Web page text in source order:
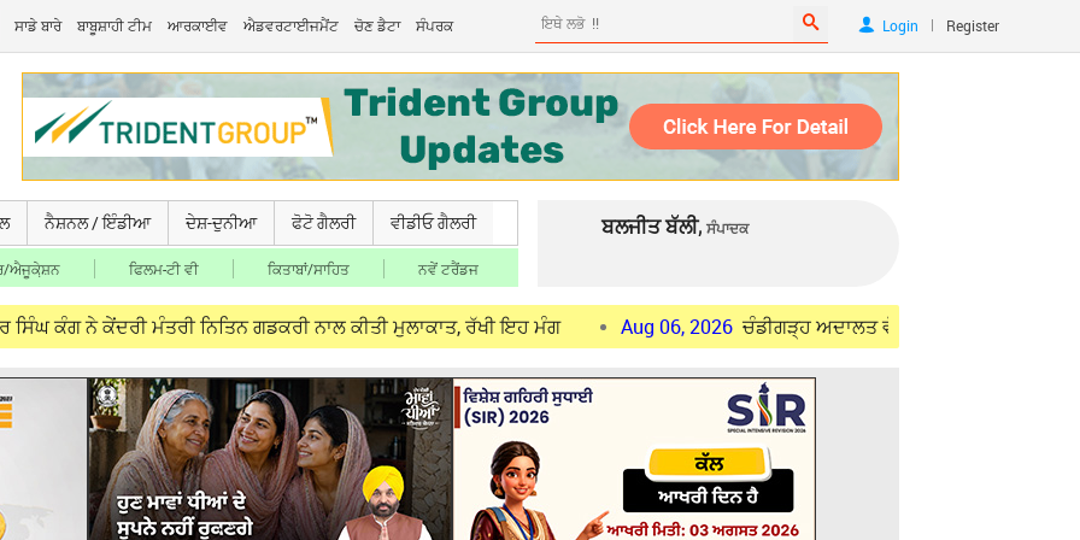
ਸਾਡੇ ਬਾਰੇ ਬਾਬੂਸ਼ਾਹੀ ਟੀਮ ਆਰਕਾਈਵ ਐਡਵਰਟਾਈਜਮੈਂਟ ਚੋਣ ਡੈਟਾ ਸੰਪਰਕ Login | Register
ਨੈਸ਼ਨਲ / ਇੰਡੀਆ ਦੇਸ਼-ਦੁਨੀਆ ਫੋਟੋ ਗੈਲਰੀ ਵੀਡੀਓ ਗੈਲਰੀ
ਐਜੂਕੇ਼ਸ਼ਨ ਫਿਲਮ-ਟੀ ਵੀ ਕਿਤਾਬਾਂ/ਸਾਹਿਤ ਨਵੇਂ ਟਰੈਂਡਜ
ਬਲਜੀਤ ਬੱਲੀ, ਸੰਪਾਦਕ
ਮੰਤਰੀ ਨਿਤਿਨ ਗਡਕਰੀ ਨਾਲ ਕੀਤੀ ਮੁਲਾਕਾਤ, ਰੱਖੀ ਇਹ ਮੰਗ Aug 06, 2026 ਚੰਡੀਗੜ੍ਹ ਅਦਾਲਤ ਵੱਲੋਂ ਅਦਾਕਾਰ ਸਲਮਾਨ ਖ਼ਾਨ ਅਤੇ